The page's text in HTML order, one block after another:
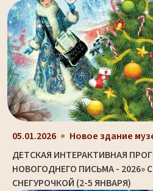
05.01.2026
ДЕТСКАЯ ИНТЕРАКТИВНАЯ
НОВОГОДНЕГО ПИСЬМА -
СНЕГУРОЧКОЙ (2-5 ЯНВАРЯ)